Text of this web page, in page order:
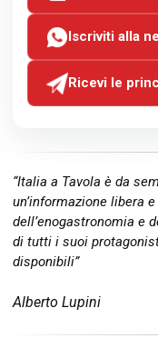
Iscriviti alla
Ricevi le
“Italia a Tavola è da
un’informazione libera
dell’enogastronomia e
di tutti i suoi
disponibili”
Alberto Lupini